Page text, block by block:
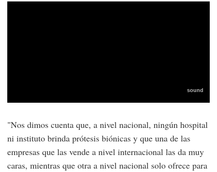
"Nos dimos cuenta que, a nivel nacional, ningún hospital
ni instituto brinda prótesis biónicas y que una de las
empresas que las vende a nivel internacional las da muy
caras, mientras que otra a nivel nacional solo ofrece para